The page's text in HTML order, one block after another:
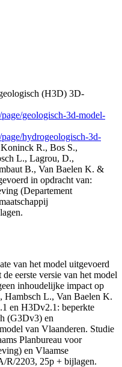
(H3D) 3D-
geologisch-3d-model-
hydrogeologisch-3d-
R., Bos S.,
L., Lagrou, D.,
B., Van Baelen K. &
in opdracht van:
(Departement
van het model uitgevoerd
eerste versie van het model
inhoudelijke impact op
Hambsch L., Van Baelen K.
en H3Dv2.1: beperkte
(G3Dv3) en
van Vlaanderen. Studie
Planbureau voor
en Vlaamse
R/2203, 25p + bijlagen.